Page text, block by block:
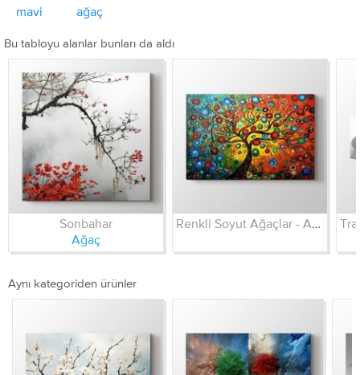
mavi ağaç
Bu tabloyu alanlar bunları da aldı
Sonbahar
Ağaç
Renkli Soyut Ağaçlar - Abstract Tree
Aynı kategoriden ürünler